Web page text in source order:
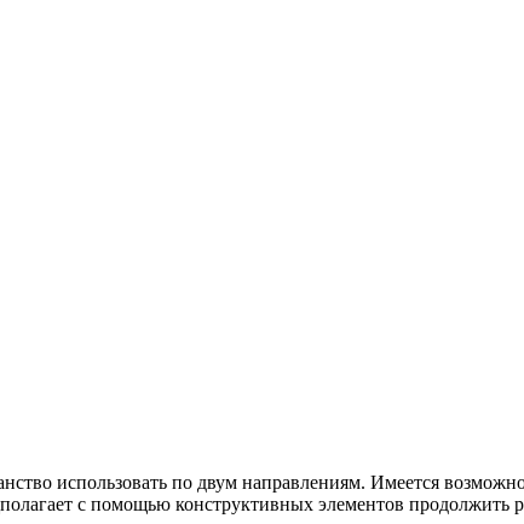
использовать по двум направлениям. Имеется
с помощью конструктивных элементов продолжить